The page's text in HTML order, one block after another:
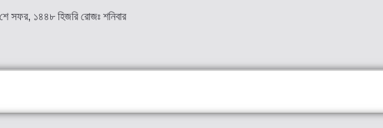
সফর, ১৪৪৮ হিজরি রোজঃ শনিবার